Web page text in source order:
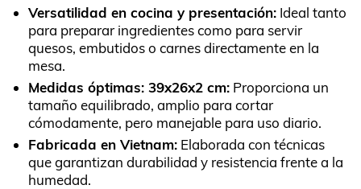
Versatilidad en cocina y presentación: Ideal tanto
para preparar ingredientes como para servir
quesos, embutidos o carnes directamente en la
mesa.
Medidas óptimas: 39x26x2 cm: Proporciona un
tamaño equilibrado, amplio para cortar
cómodamente, pero manejable para uso diario.
Fabricada en Vietnam: Elaborada con técnicas
que garantizan durabilidad y resistencia frente a la
humedad.